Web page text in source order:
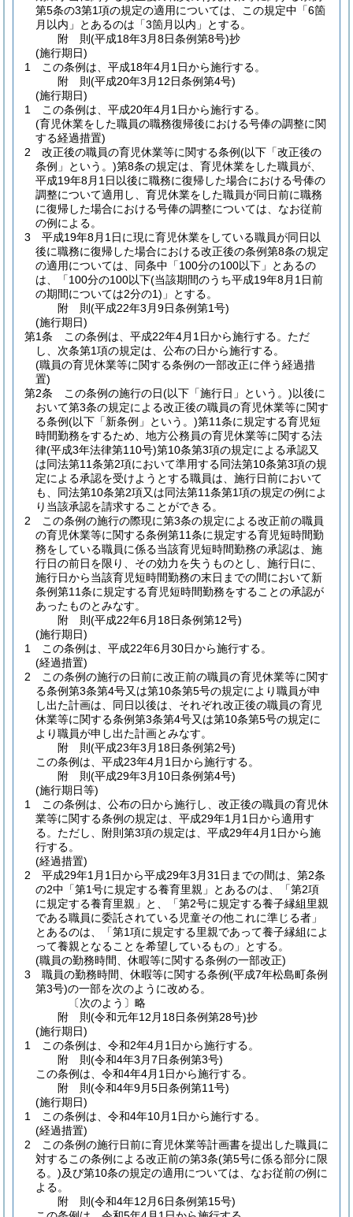
第5条の3第1項の規定の適用については、この規定中「6箇
月以内」とあるのは「3箇月以内」とする。
附 則(平成18年3月8日条例第8号)抄
(施行期日)
1
この条例は、平成18年4月1日から施行する。
附 則(平成20年3月12日条例第4号)
(施行期日)
1
この条例は、平成20年4月1日から施行する。
(育児休業をした職員の職務復帰後における号俸の調整に関
する経過措置)
2
改正後の職員の育児休業等に関する条例(以下「改正後の
条例」という。)第8条の規定は、育児休業をした職員が、
平成19年8月1日以後に職務に復帰した場合における号俸の
調整について適用し、育児休業をした職員が同日前に職務
に復帰した場合における号俸の調整については、なお従前
の例による。
3
平成19年8月1日に現に育児休業をしている職員が同日以
後に職務に復帰した場合における改正後の条例第8条の規定
の適用については、同条中「100分の100以下」とあるの
は、「100分の100以下(当該期間のうち平成19年8月1日前
の期間については2分の1) 」とする。
附 則(平成22年3月9日条例第1号)
(施行期日)
第1条
この条例は、平成22年4月1日から施行する。 ただ
し、次条第1項の規定は、公布の日から施行する。
(職員の育児休業等に関する条例の一部改正に伴う経過措
置)
第2条
この条例の施行の日(以下「施行日」という。)以後に
おいて第3条の規定による改正後の職員の育児休業等に関す
る条例(以下「新条例」という。)第11条に規定する育児短
時間勤務をするため、地方公務員の育児休業等に関する法
律(平成3年法律第110号)第10条第3項の規定による承認又
は同法第11条第2項において準用する同法第10条第3項の規
定による承認を受けようとする職員は、施行日前において
も、同法第10条第2項又は同法第11条第1項の規定の例によ
り当該承認を請求することができる。
2
この条例の施行の際現に第3条の規定による改正前の職員
の育児休業等に関する条例第11条に規定する育児短時間勤
務をしている職員に係る当該育児短時間勤務の承認は、施
行日の前日を限り、その効力を失うものとし、施行日に、
施行日から当該育児短時間勤務の末日までの間において新
条例第11条に規定する育児短時間勤務をすることの承認が
あったものとみなす。
附 則(平成22年6月18日条例第12号)
(施行期日)
1
この条例は、平成22年6月30日から施行する。
(経過措置)
2
この条例の施行の日前に改正前の職員の育児休業等に関す
る条例第3条第4号又は第10条第5号の規定により職員が申
し出た計画は、同日以後は、それぞれ改正後の職員の育児
休業等に関する条例第3条第4号又は第10条第5号の規定に
より職員が申し出た計画とみなす。
附 則(平成23年3月18日条例第2号)
この条例は、平成23年4月1日から施行する。
附 則(平成29年3月10日条例第4号)
(施行期日等)
1
この条例は、公布の日から施行し、改正後の職員の育児休
業等に関する条例の規定は、平成29年1月1日から適用す
る。 ただし、附則第3項の規定は、平成29年4月1日から施
行する。
(経過措置)
2
平成29年1月1日から平成29年3月31日までの間は、第2条
の2中「第1号に規定する養育里親」とあるのは、「第2項
に規定する養育里親」と、「第2号に規定する養子縁組里親
である職員に委託されている児童その他これに準じる者」
とあるのは、「第1項に規定する里親であって養子縁組によ
って養親となることを希望しているもの」とする。
(職員の勤務時間、休暇等に関する条例の一部改正)
3
職員の勤務時間、休暇等に関する条例(平成7年松島町条例
第3号)の一部を次のように改める。
〔次のよう〕略
附 則(令和元年12月18日条例第28号)抄
(施行期日)
1
この条例は、令和2年4月1日から施行する。
附 則(令和4年3月7日条例第3号)
この条例は、令和4年4月1日から施行する。
附 則(令和4年9月5日条例第11号)
(施行期日)
1
この条例は、令和4年10月1日から施行する。
(経過措置)
2
この条例の施行日前に育児休業等計画書を提出した職員に
対するこの条例による改正前の第3条(第5号に係る部分に限
る。)及び第10条の規定の適用については、なお従前の例に
よる。
附 則(令和4年12月6日条例第15号)